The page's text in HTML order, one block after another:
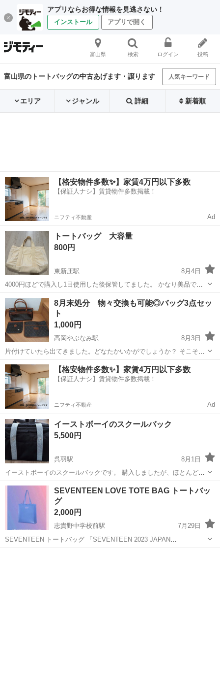
アプリならお得な情報を見逃さない！
インストール アプリで開く
富山県 検索 ログイン 投稿
富山県のトートバッグの中古あげます・譲ります 人気キーワード
エリア ジャンル 詳細 新着順
【格安物件多数✨】家賃4万円以下多数
【保証人ナシ】賃貸物件多数掲載！
ニフティ不動産 Ad
トートバッグ 大容量
800円
東新庄駅
8月4日
4000円ほどで購入し1日使用した後保管してました。 かなり美品です
■寸法 幅52cm 奥行き13 高さ33.5 持ち手54 ■ポケット 内6ヶ 外1ヶ た
くさん入るので推し活や旅行にもおすすめです 大きめのノート...
富山 富山市 東新庄駅 バッグ
8月末処分 物々交換も可能◎バッグ3点セッ
ト
1,000円
高岡やぶなみ駅
8月3日
片付けていたら出てきました。どなたかいかがでしょうか？ そこそこ
きれいな状態です。落ち着いた色味で素敵です。 写真1枚目の右下の
クラッチバッグ？の中はシミ汚れなどあります。外側はどれも綺麗か
なと。 細かい事を気にする方はご...
富山 高岡市 高岡やぶなみ駅 バッグ クラッチバッグ
【格安物件多数✨】家賃4万円以下多数
【保証人ナシ】賃貸物件多数掲載！
ニフティ不動産 Ad
イーストボーイのスクールバック
5,500円
呉羽駅
8月1日
イーストボーイのスクールバックです。 購入しましたが、ほとんど使
ってないです。9000円ほどで購入しました。 よろしくお願いします。
富山 富山市
SEVENTEEN LOVE TOTE BAG トートバッ
グ
2,000円
志貴野中学校前駅
7月29日
SEVENTEEN トートバッグ 「SEVENTEEN 2023 JAPAN
FANMEETING ‘LOVE’ 開催記念 POP-UP STORE」 SEVENTEENの公